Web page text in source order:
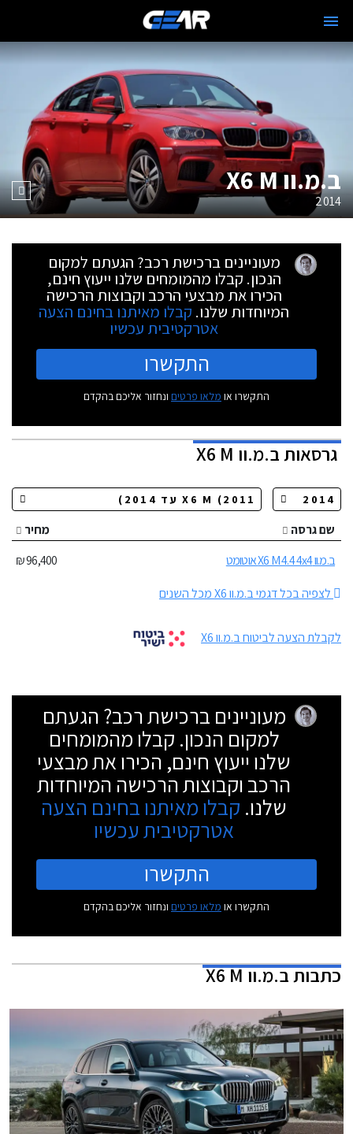
ב.מ.וו X6 M
2014
מעוניינים ברכישת רכב? הגעתם למקום
הנכון. קבלו מהמומחים שלנו ייעוץ חינם,
הכירו את מבצעי הרכב וקבוצות הרכישה
המיוחדות שלנו. קבלו מאיתנו בחינם הצעה
אטרקטיבית עכשיו
התקשרו
התקשרו או מלאו פרטים ונחזור אליכם בהקדם
גרסאותב.מ.וו X6 M
שם גרסה
מחיר
ב.מ.וו X6 M 4.4 4x4 אוטומט
96,400 ₪
לצפיה בכל דגמי ב.מ.וו X6 מכל השנים
לקבלת הצעה לביטוח ב.מ.וו X6
מעוניינים ברכישת רכב? הגעתם
למקום הנכון. קבלו מהמומחים
שלנו ייעוץ חינם, הכירו את מבצעי
הרכב וקבוצות הרכישה המיוחדות
שלנו. קבלו מאיתנו בחינם הצעה
אטרקטיבית עכשיו
התקשרו
התקשרו או מלאו פרטים ונחזור אליכם בהקדם
כתבותב.מ.וו X6 M